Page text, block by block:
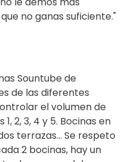
no ganas suficiente."
Sountube de
de las diferentes
el volumen de
2, 3, 4 y 5. Bocinas en
terrazas... Se respeto
2 bocinas, hay un